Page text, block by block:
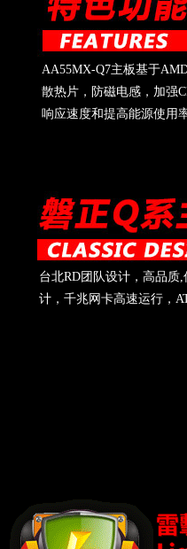
AA55MX-Q7主板基于
散热片，防磁电感，加强
响应速度和提高能源使用率
台北RD团队设计，高品质
计，千兆网卡高速运行，